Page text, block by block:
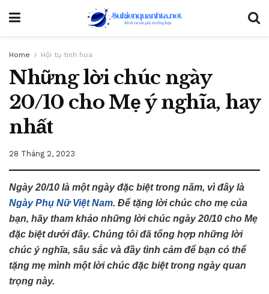
Home Hội tụ tinh hoa
Những lời chúc ngày
20/10 cho Mẹ ý nghĩa, hay
nhất
28 Tháng 2, 2023
Ngày 20/10 là một ngày đặc biệt trong năm, vì đây là
Ngày Phụ Nữ Việt Nam. Để tặng lời chúc cho mẹ của
bạn, hãy tham khảo những lời chúc ngày 20/10 cho Mẹ
đặc biệt dưới đây. Chúng tôi đã tổng hợp những lời
chúc ý nghĩa, sâu sắc và đầy tình cảm để bạn có thể
tặng mẹ mình một lời chúc đặc biệt trong ngày quan
trọng này.